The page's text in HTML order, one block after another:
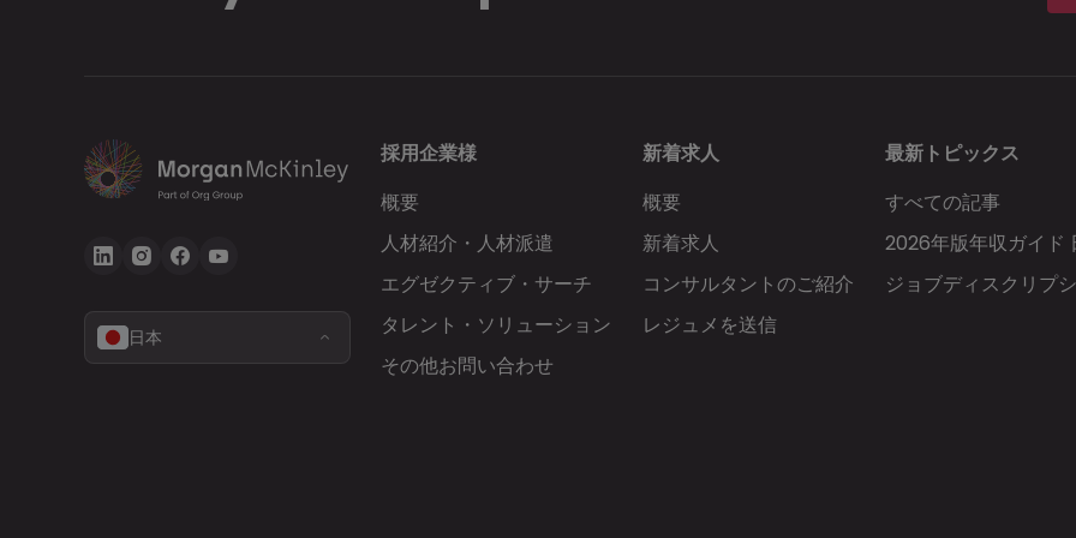
日本
採用企業様
概要
人材紹介・人材派遣
エグゼクティブ・サーチ
タレント・ソリューション
その他お問い合わせ
新着求人
概要
新着求人
コンサルタントのご紹介
レジュメを送信
最新トピックス
すべての記事
2026年版年収ガイド
ジョブディスクリプ